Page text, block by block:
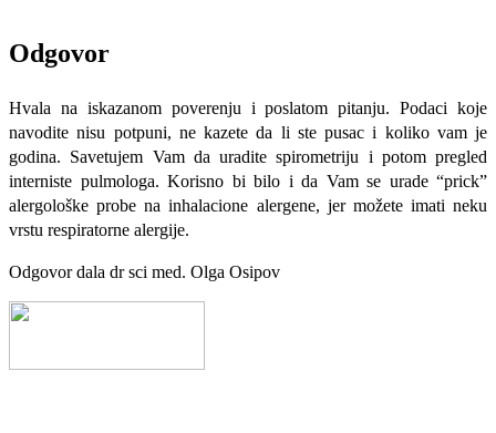
Odgovor
Hvala na iskazanom poverenju i poslatom pitanju. Podaci koje
navodite nisu potpuni, ne kazete da li ste pusac i koliko vam je
godina. Savetujem Vam da uradite spirometriju i potom pregled
interniste pulmologa. Korisno bi bilo i da Vam se urade “prick”
alergološke probe na inhalacione alergene, jer možete imati neku
vrstu respiratorne alergije.
Odgovor dala dr sci med. Olga Osipov